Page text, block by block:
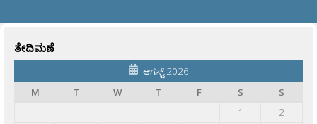
ತೇದಿಮಣೆ
ಆಗಸ್ಟ್ 2026
M
T W T F S
S
1
2